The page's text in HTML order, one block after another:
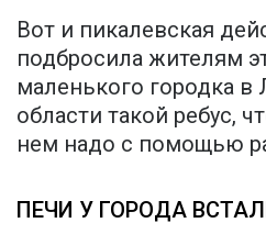
Вот и пикалевская
подбросила жителям
маленького городка в
области такой ребус,
нем надо с помощью
ПЕЧИ У ГОРОДА